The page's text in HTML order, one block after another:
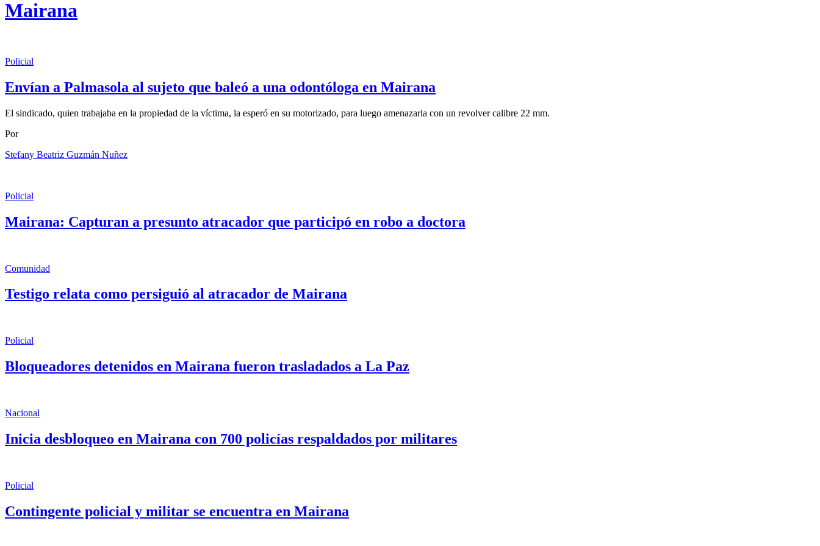
Mairana
Policial
Envían a Palmasola al sujeto que baleó a una odontóloga en Mairana
El sindicado, quien trabajaba en la propiedad de la víctima, la esperó en su motorizado, para luego amenazarla con un revolver calibre 22 mm.
Por
Stefany Beatriz Guzmán Nuñez
Policial
Mairana: Capturan a presunto atracador que participó en robo a doctora
Comunidad
Testigo relata como persiguió al atracador de Mairana
Policial
Bloqueadores detenidos en Mairana fueron trasladados a La Paz
Nacional
Inicia desbloqueo en Mairana con 700 policías respaldados por militares
Policial
Contingente policial y militar se encuentra en Mairana